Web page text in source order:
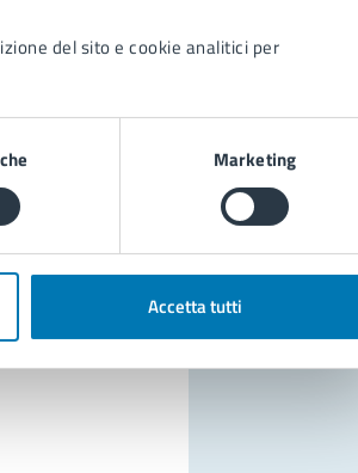
del sito e cookie analitici per
Marketing
Accetta tutti